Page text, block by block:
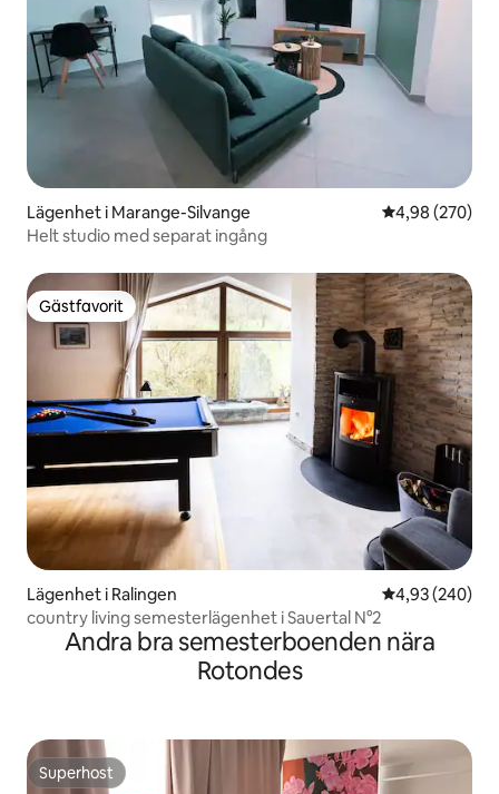
Lägenhet i Marange-Silvange 4,98 av 5 i
4,98 (270)
Helt studio med separat ingång
Gästfavorit
Gästfavorit
Lägenhet i Ralingen 4,93 av 5 i
4,93 (240)
country living semesterlägenhet i Sauertal N°2
Andra bra semesterboenden nära
Rotondes
Superhost
Superhost